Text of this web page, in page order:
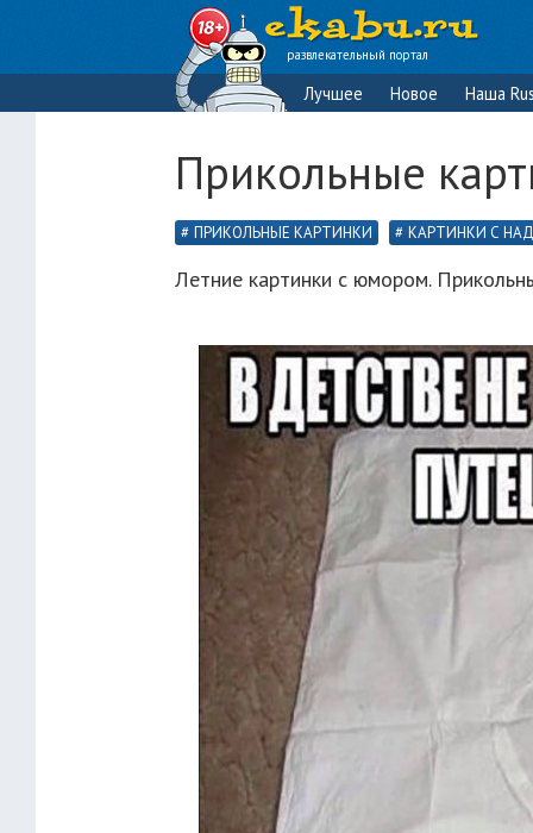
развлекательный портал
Лучшее Новое Наша
Прикольные
ПРИКОЛЬНЫЕ КАРТИНКИ КАРТИНКИ С
Летние картинки с юмором.